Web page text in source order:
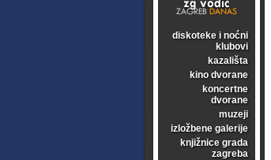
diskoteke i noćni
klubovi
kazališta
kino dvorane
koncertne
dvorane
muzeji
izložbene galerije
knjižnice grada
zagreba